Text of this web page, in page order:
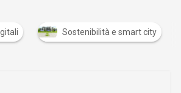
digitali Sostenibilità e smart city